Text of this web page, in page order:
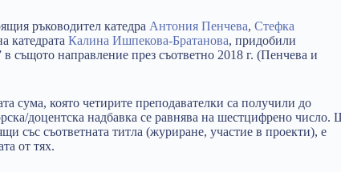
ръководител катедра Антония Пенчева, Стефка
катедрата Калина Ишпекова-Братанова, придобили
същото направление през съответно 2018 г. (Пенчева и
сума, която четирите преподавателки са получили до
доцентска надбавка се равнява на шестцифрено число.
със съответната титла (журиране, участие в проекти), е
от тях.